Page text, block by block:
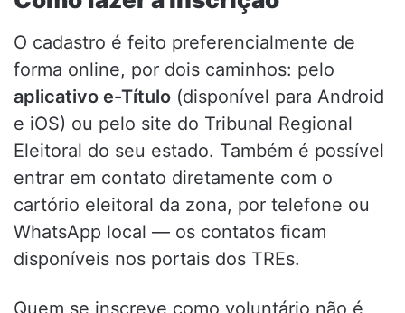
O cadastro é feito preferencialmente de
forma online, por dois caminhos: pelo
aplicativo e-Título (disponível para Android
e iOS) ou pelo site do Tribunal Regional
Eleitoral do seu estado. Também é possível
entrar em contato diretamente com o
cartório eleitoral da zona, por telefone ou
WhatsApp local — os contatos ficam
disponíveis nos portais dos TREs.
Quem se inscreve como voluntário não é